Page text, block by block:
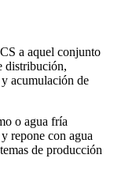
a aquel conjunto
distribución,
acumulación de
o agua fría
repone con agua
de producción